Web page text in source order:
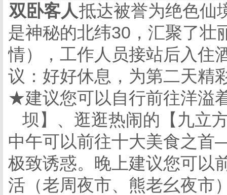
双卧客人抵达被誉为绝色仙
是神秘的北纬30，汇聚了壮
情），工作人员接站后入住
议：好好休息，为第二天精
★建议您可以自行前往洋溢
坝】、逛逛热闹的【九立
中午可以前往十大美食之首
极致诱惑。晚上建议您可以
活（老周夜市、熊老幺夜市